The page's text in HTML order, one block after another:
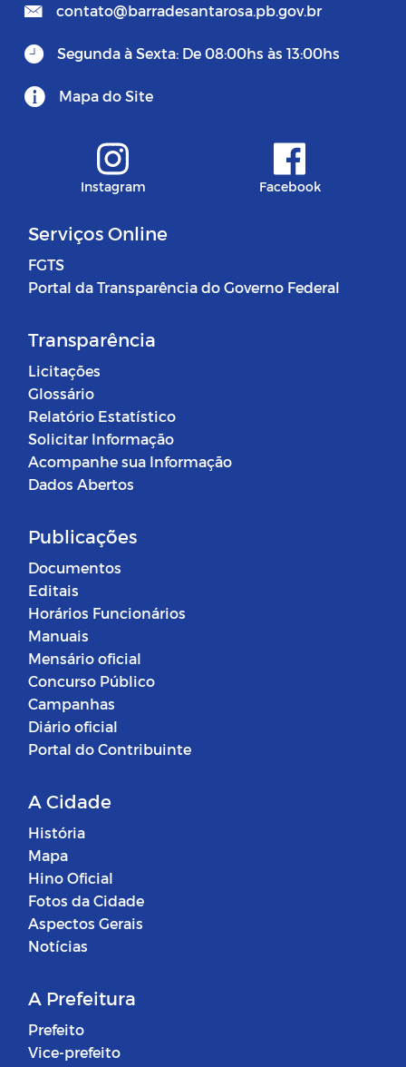
contato@barradesantarosa.pb.gov.br
Segunda à Sexta: De 08:00hs às 13:00hs
Mapa do Site
Instagram Facebook
Serviços Online
FGTS
Portal da Transparência do Governo Federal
Transparência
Licitações
Glossário
Relatório Estatístico
Solicitar Informação
Acompanhe sua Informação
Dados Abertos
Publicações
Documentos
Editais
Horários Funcionários
Manuais
Mensário oficial
Concurso Público
Campanhas
Diário oficial
Portal do Contribuinte
A Cidade
História
Mapa
Hino Oficial
Fotos da Cidade
Aspectos Gerais
Notícias
A Prefeitura
Prefeito
Vice-prefeito